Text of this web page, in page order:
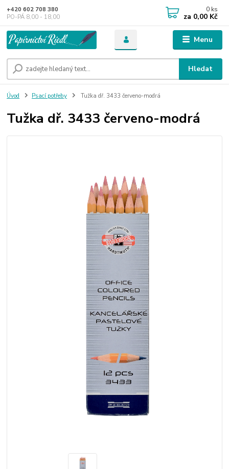
Menu
Hledat
+420 602 708 380
PO-PÁ 8,00 - 18,00
0 ks
za 0,00 Kč
Úvod Psací potřeby Tužka dř. 3433 červeno-modrá
Tužka dř. 3433 červeno-modrá